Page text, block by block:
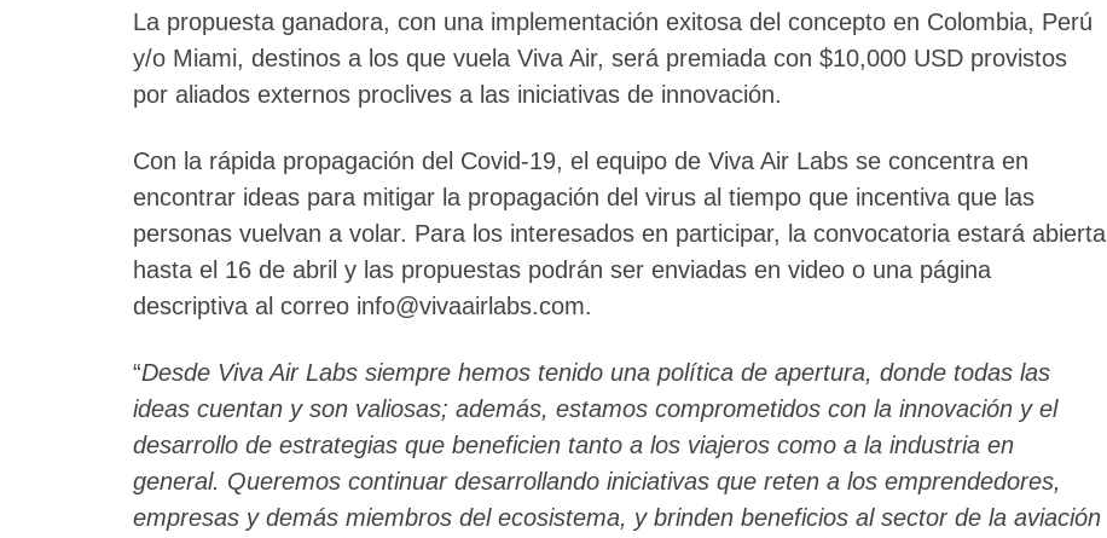
La propuesta ganadora, con una implementación exitosa del concepto en Colombia, Perú
y/o Miami, destinos a los que vuela Viva Air, será premiada con $10,000 USD provistos
por aliados externos proclives a las iniciativas de innovación.
Con la rápida propagación del Covid-19, el equipo de Viva Air Labs se concentra en
encontrar ideas para mitigar la propagación del virus al tiempo que incentiva que las
personas vuelvan a volar. Para los interesados en participar, la convocatoria estará abierta
hasta el 16 de abril y las propuestas podrán ser enviadas en video o una página
descriptiva al correo info@vivaairlabs.com.
“Desde Viva Air Labs siempre hemos tenido una política de apertura, donde todas las
ideas cuentan y son valiosas; además, estamos comprometidos con la innovación y el
desarrollo de estrategias que beneficien tanto a los viajeros como a la industria en
general. Queremos continuar desarrollando iniciativas que reten a los emprendedores,
empresas y demás miembros del ecosistema, y brinden beneficios al sector de la aviación